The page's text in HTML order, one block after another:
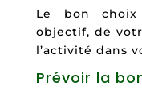
Le bon
objectif, de
l’activité dans
Prévoir la